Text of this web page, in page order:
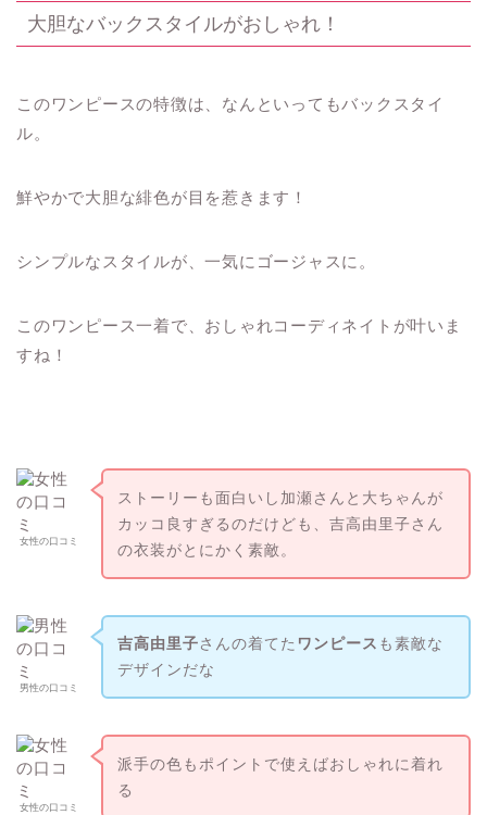
大胆なバックスタイルがおしゃれ！
このワンピースの特徴は、なんといってもバックスタイ
ル。
鮮やかで大胆な緋色が目を惹きます！
シンプルなスタイルが、一気にゴージャスに。
このワンピース一着で、おしゃれコーディネイトが叶いま
すね！
女性の口コミ
ストーリーも面白いし加瀬さんと大ちゃんが
カッコ良すぎるのだけども、吉高由里子さん
の衣装がとにかく素敵。
男性の口コミ
吉高由里子さんの着てた ワンピース も素敵な
デザインだな
女性の口コミ
派手の色もポイントで使えばおしゃれに着れ
る